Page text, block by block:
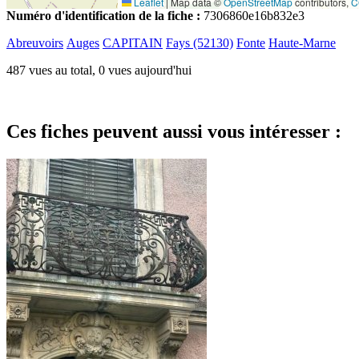
Numéro d'identification de la fiche : 7306860e16b832e3
Abreuvoirs Auges CAPITAIN Fays (52130) Fonte Haute-Marne
487 vues au total, 0 vues aujourd'hui
Ces fiches peuvent aussi vous intéresser :